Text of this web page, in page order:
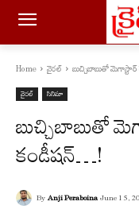
Home వైరల్ బుచ్చిబాబుతో మెగాస్టార్
వైరల్ సినిమా
బుచ్చిబాబుతో
కండీషన్…!
By Anji Peraboina June 15,